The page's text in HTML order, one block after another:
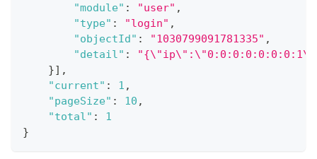
"module" : "user" ,
"type" : "login" ,
"objectId" : "1030799091781335" ,
"detail" :
}] ,
"current" : 1 ,
"pageSize" : 10 ,
"total" :
1
}